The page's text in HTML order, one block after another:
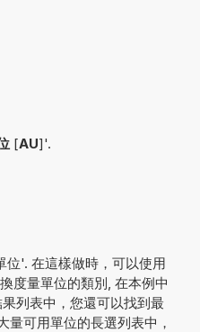
[AU]'.
'. 在這樣做時，可以使用
度量單位的類別, 在本例中
列表中，您還可以找到最
可用單位的長選列表中，